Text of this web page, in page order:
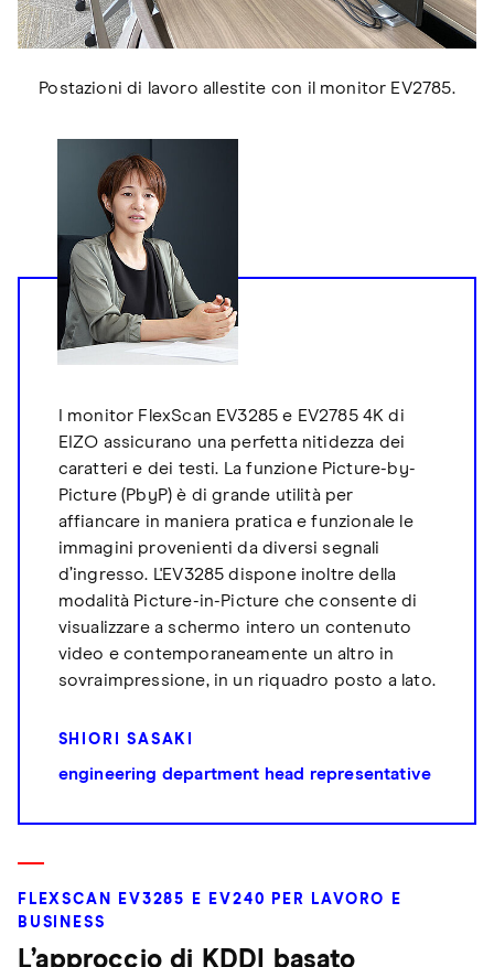
Postazioni di lavoro allestite con il monitor EV2785.
I monitor FlexScan EV3285 e EV2785 4K di
EIZO assicurano una perfetta nitidezza dei
caratteri e dei testi. La funzione Picture-by-
Picture (PbyP) è di grande utilità per
affiancare in maniera pratica e funzionale le
immagini provenienti da diversi segnali
d’ingresso. L'EV3285 dispone inoltre della
modalità Picture-in-Picture che consente di
visualizzare a schermo intero un contenuto
video e contemporaneamente un altro in
sovraimpressione, in un riquadro posto a lato.
SHIORI SASAKI
engineering department head representative
FLEXSCAN EV3285 E EV240 PER LAVORO E
BUSINESS
L’approccio di KDDI basato